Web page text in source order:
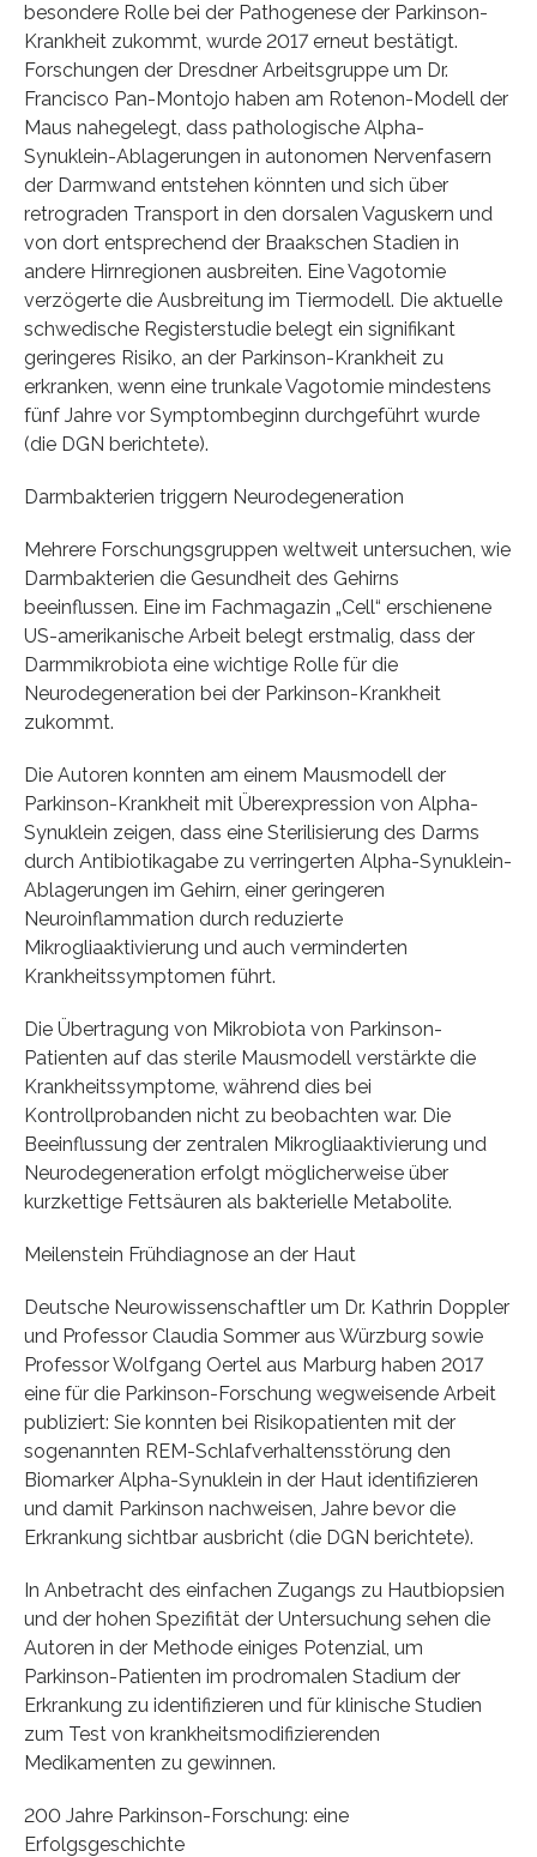
besondere Rolle bei der Pathogenese der Parkinson-
Krankheit zukommt, wurde 2017 erneut bestätigt.
Forschungen der Dresdner Arbeitsgruppe um Dr.
Francisco Pan-Montojo haben am Rotenon-Modell der
Maus nahegelegt, dass pathologische Alpha-
Synuklein-Ablagerungen in autonomen Nervenfasern
der Darmwand entstehen könnten und sich über
retrograden Transport in den dorsalen Vaguskern und
von dort entsprechend der Braakschen Stadien in
andere Hirnregionen ausbreiten. Eine Vagotomie
verzögerte die Ausbreitung im Tiermodell. Die aktuelle
schwedische Registerstudie belegt ein signifikant
geringeres Risiko, an der Parkinson-Krankheit zu
erkranken, wenn eine trunkale Vagotomie mindestens
fünf Jahre vor Symptombeginn durchgeführt wurde
(die DGN berichtete).
Darmbakterien triggern Neurodegeneration
Mehrere Forschungsgruppen weltweit untersuchen, wie
Darmbakterien die Gesundheit des Gehirns
beeinflussen. Eine im Fachmagazin „Cell“ erschienene
US-amerikanische Arbeit belegt erstmalig, dass der
Darmmikrobiota eine wichtige Rolle für die
Neurodegeneration bei der Parkinson-Krankheit
zukommt.
Die Autoren konnten am einem Mausmodell der
Parkinson-Krankheit mit Überexpression von Alpha-
Synuklein zeigen, dass eine Sterilisierung des Darms
durch Antibiotikagabe zu verringerten Alpha-Synuklein-
Ablagerungen im Gehirn, einer geringeren
Neuroinflammation durch reduzierte
Mikrogliaaktivierung und auch verminderten
Krankheitssymptomen führt.
Die Übertragung von Mikrobiota von Parkinson-
Patienten auf das sterile Mausmodell verstärkte die
Krankheitssymptome, während dies bei
Kontrollprobanden nicht zu beobachten war. Die
Beeinflussung der zentralen Mikrogliaaktivierung und
Neurodegeneration erfolgt möglicherweise über
kurzkettige Fettsäuren als bakterielle Metabolite.
Meilenstein Frühdiagnose an der Haut
Deutsche Neurowissenschaftler um Dr. Kathrin Doppler
und Professor Claudia Sommer aus Würzburg sowie
Professor Wolfgang Oertel aus Marburg haben 2017
eine für die Parkinson-Forschung wegweisende Arbeit
publiziert: Sie konnten bei Risikopatienten mit der
sogenannten REM-Schlafverhaltensstörung den
Biomarker Alpha-Synuklein in der Haut identifizieren
und damit Parkinson nachweisen, Jahre bevor die
Erkrankung sichtbar ausbricht (die DGN berichtete).
In Anbetracht des einfachen Zugangs zu Hautbiopsien
und der hohen Spezifität der Untersuchung sehen die
Autoren in der Methode einiges Potenzial, um
Parkinson-Patienten im prodromalen Stadium der
Erkrankung zu identifizieren und für klinische Studien
zum Test von krankheitsmodifizierenden
Medikamenten zu gewinnen.
200 Jahre Parkinson-Forschung: eine
Erfolgsgeschichte